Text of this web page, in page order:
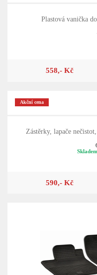
Plastová vanička
558,- Kč
Akční cena
Zástěrky, lapače
590,- Kč